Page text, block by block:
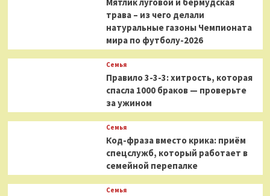
трава – из чего делали
натуральные газоны Чемпионата
мира по футболу-2026
Семья
Правило 3-3-3: хитрость, которая
спасла 1000 браков — проверьте
за ужином
Семья
Код-фраза вместо крика: приём
спецслужб, который работает в
семейной перепалке
Семья